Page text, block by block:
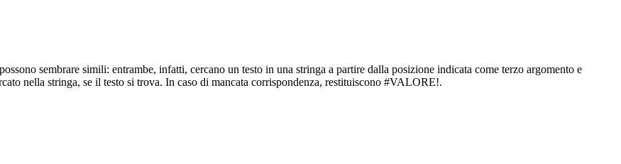
sembrare simili: entrambe, infatti, cercano un testo in una stringa a partire dalla posizione indicata come terzo argomento e
nella stringa, se il testo si trova. In caso di mancata corrispondenza, restituiscono #VALORE!.